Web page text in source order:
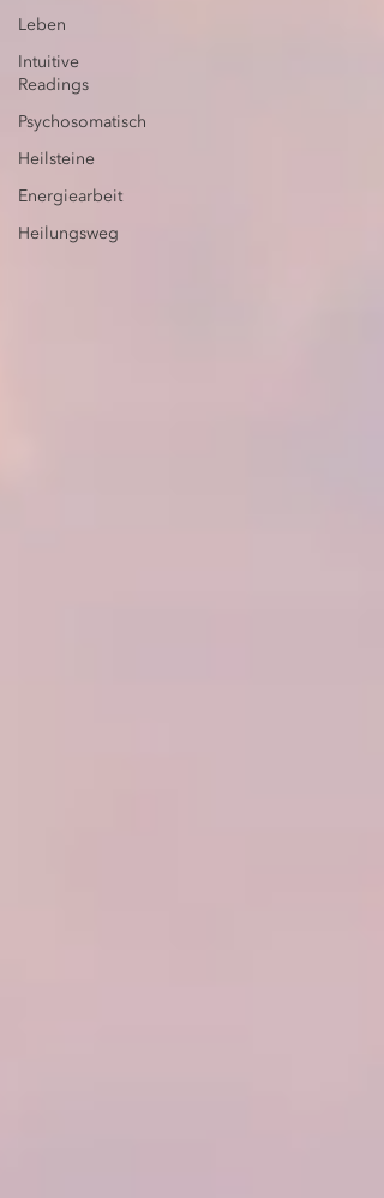
Leben
Intuitive
Readings
Psychosomatisch
Heilsteine
Energiearbeit
Heilungsweg